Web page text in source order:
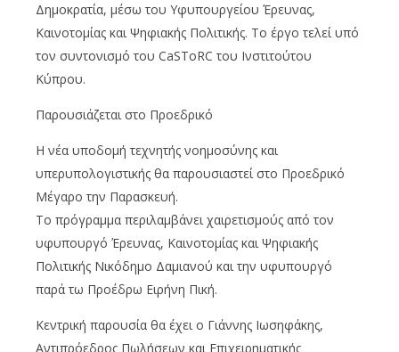
Δημοκρατία, μέσω του Υφυπουργείου Έρευνας,
Καινοτομίας και Ψηφιακής Πολιτικής. Το έργο τελεί υπό
τον συντονισμό του CaSToRC του Ινστιτούτου
Κύπρου.
Παρουσιάζεται στο Προεδρικό
Η νέα υποδομή τεχνητής νοημοσύνης και
υπερυπολογιστικής θα παρουσιαστεί στο Προεδρικό
Μέγαρο την Παρασκευή.
Το πρόγραμμα περιλαμβάνει χαιρετισμούς από τον
υφυπουργό Έρευνας, Καινοτομίας και Ψηφιακής
Πολιτικής Νικόδημο Δαμιανού και την υφυπουργό
παρά τω Προέδρω Ειρήνη Πική.
Κεντρική παρουσία θα έχει ο Γιάννης Ιωσηφάκης,
Αντιπρόεδρος Πωλήσεων και Επιχειρηματικής